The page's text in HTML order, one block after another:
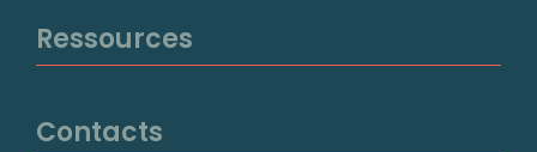
Ressources
Contacts